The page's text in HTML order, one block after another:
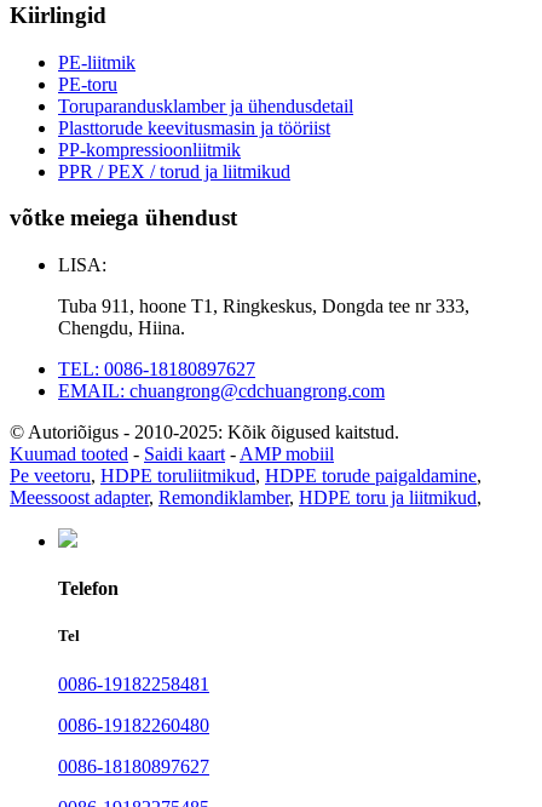
Kiirlingid
PE-liitmik
PE-toru
Toruparandusklamber ja ühendusdetail
Plasttorude keevitusmasin ja tööriist
PP-kompressioonliitmik
PPR / PEX / torud ja liitmikud
võtke meiega ühendust
LISA:
Tuba 911, hoone T1, Ringkeskus, Dongda tee nr 333,
Chengdu, Hiina.
TEL: 0086-18180897627
EMAIL: chuangrong@cdchuangrong.com
© Autoriõigus - 2010-2025: Kõik õigused kaitstud.
Kuumad tooted - Saidi kaart - AMP mobiil
Pe veetoru, HDPE toruliitmikud, HDPE torude paigaldamine,
Meessoost adapter, Remondiklamber, HDPE toru ja liitmikud,
Telefon
Tel
0086-19182258481
0086-19182260480
0086-18180897627